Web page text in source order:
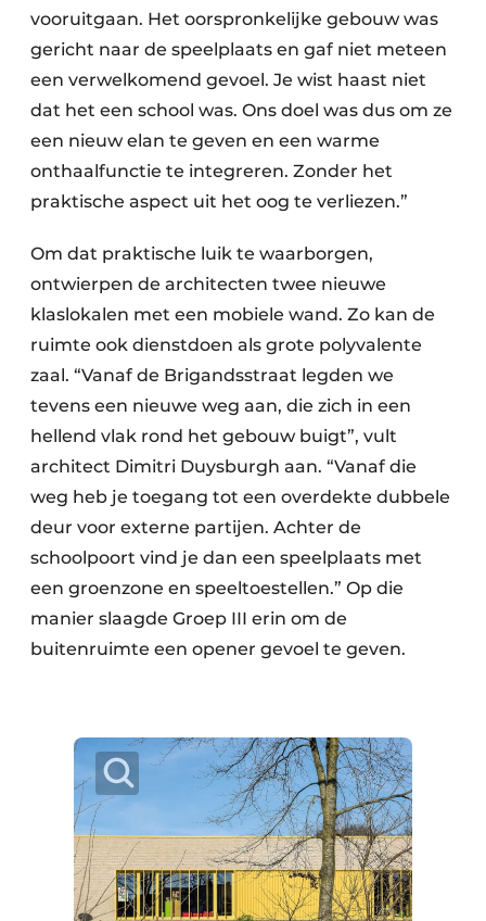
vooruitgaan. Het oorspronkelijke gebouw was
gericht naar de speelplaats en gaf niet meteen
een verwelkomend gevoel. Je wist haast niet
dat het een school was. Ons doel was dus om ze
een nieuw elan te geven en een warme
onthaalfunctie te integreren. Zonder het
praktische aspect uit het oog te verliezen.”
Om dat praktische luik te waarborgen,
ontwierpen de architecten twee nieuwe
klaslokalen met een mobiele wand. Zo kan de
ruimte ook dienstdoen als grote polyvalente
zaal. “Vanaf de Brigandsstraat legden we
tevens een nieuwe weg aan, die zich in een
hellend vlak rond het gebouw buigt”, vult
architect Dimitri Duysburgh aan. “Vanaf die
weg heb je toegang tot een overdekte dubbele
deur voor externe partijen. Achter de
schoolpoort vind je dan een speelplaats met
een groenzone en speeltoestellen.” Op die
manier slaagde Groep III erin om de
buitenruimte een opener gevoel te geven.